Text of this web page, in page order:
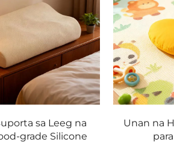
sa Leeg na
grade Silicone
Unan na